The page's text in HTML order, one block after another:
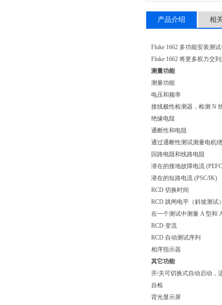
产品介绍 相
Fluke 1662 多功能安装测
Fluke 1662 将更多权力交
测量功能
测量功能
电压和频率
接线极性检测器，检测 N
绝缘电阻
通断性和电阻
通过通断性测试测量电机
回路电阻和线路电阻
潜在的接地故障电流
潜在的短路电流 (PSC/IK)
RCD 切换时间
RCD 跳闸电平（斜坡测试
在一个测试中测量 A 型和
RCD 变流
RCD 自动测试序列
相序指示器
其它功能
开/关可切换式自动启动，
自检
背光显示屏